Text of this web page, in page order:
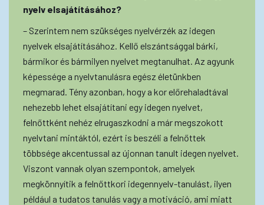
nyelv elsajátításához?
– Szerintem nem szükséges nyelvérzék az idegen
nyelvek elsajátításához. Kellő elszántsággal bárki,
bármikor és bármilyen nyelvet megtanulhat. Az agyunk
képessége a nyelvtanulásra egész életünkben
megmarad. Tény azonban, hogy a kor előrehaladtával
nehezebb lehet elsajátítani egy idegen nyelvet,
felnőttként nehéz elrugaszkodni a már megszokott
nyelvtani mintáktól, ezért is beszéli a felnőttek
többsége akcentussal az újonnan tanult idegen nyelvet.
Viszont vannak olyan szempontok, amelyek
megkönnyítik a felnőttkori idegennyelv-tanulást, ilyen
például a tudatos tanulás vagy a motiváció, ami miatt